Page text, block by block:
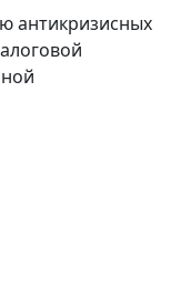
антикризисных